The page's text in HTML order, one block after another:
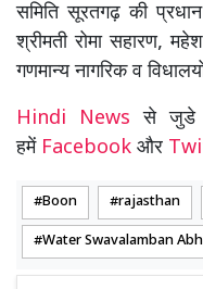
समिति सूरतगढ़ की प्रधान
श्रीमती रोमा सहारण,
गणमान्य नागरिक व
Hindi Newsसे जुडे
हमें Facebook और
Boon rajasthan
Water Swavalamban